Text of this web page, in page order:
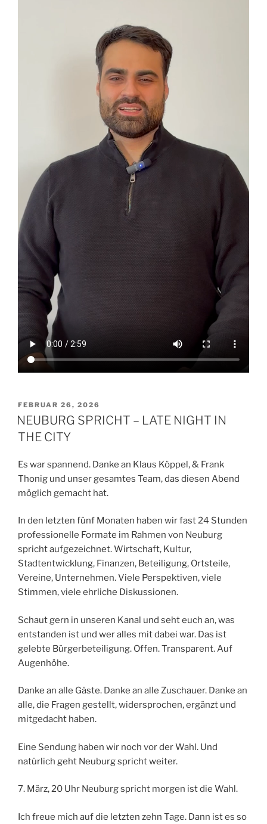
VERÖFFENTLICHT
AM
FEBRUAR 26, 2026
NEUBURG SPRICHT – LATE NIGHT IN
THE CITY
Es war spannend. Danke an Klaus Köppel, & Frank
Thonig und unser gesamtes Team, das diesen Abend
möglich gemacht hat.
In den letzten fünf Monaten haben wir fast 24 Stunden
professionelle Formate im Rahmen von Neuburg
spricht aufgezeichnet. Wirtschaft, Kultur,
Stadtentwicklung, Finanzen, Beteiligung, Ortsteile,
Vereine, Unternehmen. Viele Perspektiven, viele
Stimmen, viele ehrliche Diskussionen.
Schaut gern in unseren Kanal und seht euch an, was
entstanden ist und wer alles mit dabei war. Das ist
gelebte Bürgerbeteiligung. Offen. Transparent. Auf
Augenhöhe.
Danke an alle Gäste. Danke an alle Zuschauer. Danke an
alle, die Fragen gestellt, widersprochen, ergänzt und
mitgedacht haben.
Eine Sendung haben wir noch vor der Wahl. Und
natürlich geht Neuburg spricht weiter.
7. März, 20 Uhr Neuburg spricht morgen ist die Wahl.
Ich freue mich auf die letzten zehn Tage. Dann ist es so